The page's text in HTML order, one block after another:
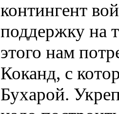
контингент
поддержку на
этого нам
Коканд, с
Бухарой.